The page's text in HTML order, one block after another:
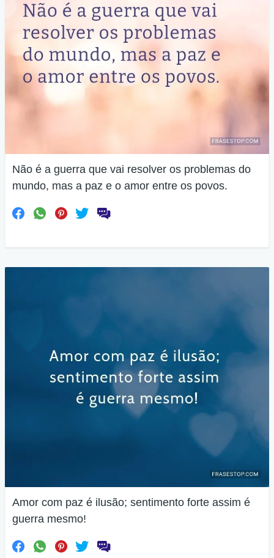
Não é a guerra que vai resolver os problemas do
mundo, mas a paz e o amor entre os povos.
Amor com paz é ilusão; sentimento forte assim é
guerra mesmo!